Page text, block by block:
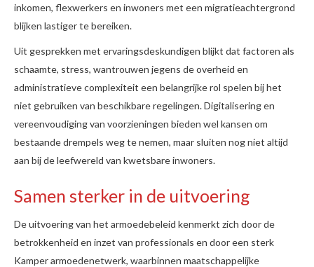
inkomen, flexwerkers en inwoners met een migratieachtergrond
blijken lastiger te bereiken.
Uit gesprekken met ervaringsdeskundigen blijkt dat factoren als
schaamte, stress, wantrouwen jegens de overheid en
administratieve complexiteit een belangrijke rol spelen bij het
niet gebruiken van beschikbare regelingen. Digitalisering en
vereenvoudiging van voorzieningen bieden wel kansen om
bestaande drempels weg te nemen, maar sluiten nog niet altijd
aan bij de leefwereld van kwetsbare inwoners.
Samen sterker in de uitvoering
De uitvoering van het armoedebeleid kenmerkt zich door de
betrokkenheid en inzet van professionals en door een sterk
Kamper armoedenetwerk, waarbinnen maatschappelijke